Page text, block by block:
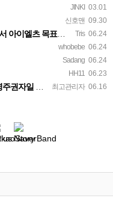
JINKI 03.01
신호맨 09.30
Tris 06.24
학 입학했어요 연락주시면 제가…
whobebe 06.24
Sadang 06.24
HH11 06.23
최고관리자 06.16
닉에 방문 하시면 …